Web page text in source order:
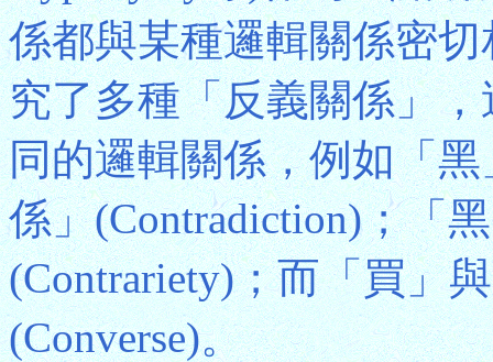
係都與某種邏輯關係密切
究了多種「反義關係」
同的邏輯關係，例如「
係」(Contradiction)；「
(Contrariety)；而「買」
(Converse)。